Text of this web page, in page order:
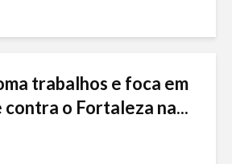
trabalhos e foca em
o Fortaleza na...